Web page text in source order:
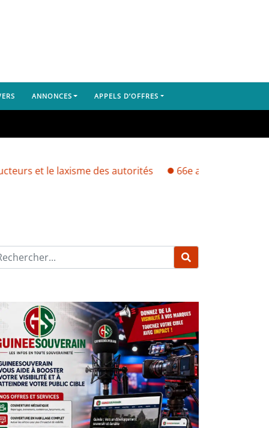
ANNONCES APPELS D’OFFRES
le laxisme des autorités 66e anniversaire de